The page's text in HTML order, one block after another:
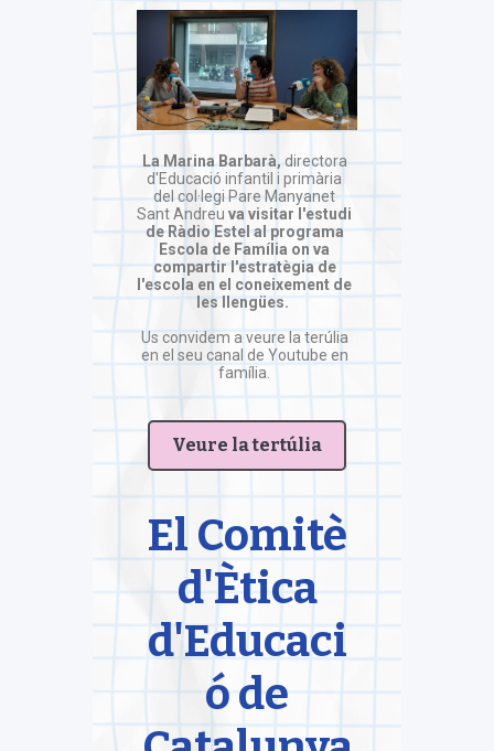
La Marina Barbarà, directora
d'Educació infantil i primària
del col·legi Pare Manyanet
Sant Andreu va visitar l'estudi
de Ràdio Estel al programa
Escola de Família on va
compartir l'estratègia de
l'escola en el coneixement de
les llengües.
Us convidem a veure la terúlia
en el seu canal de Youtube en
família.
Veure la tertúlia
El Comitè
d'Ètica
d'Educaci
ó de